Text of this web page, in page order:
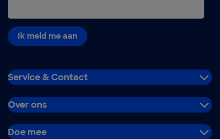
Ik meld me aan
Service & Contact
Over ons
Doe mee